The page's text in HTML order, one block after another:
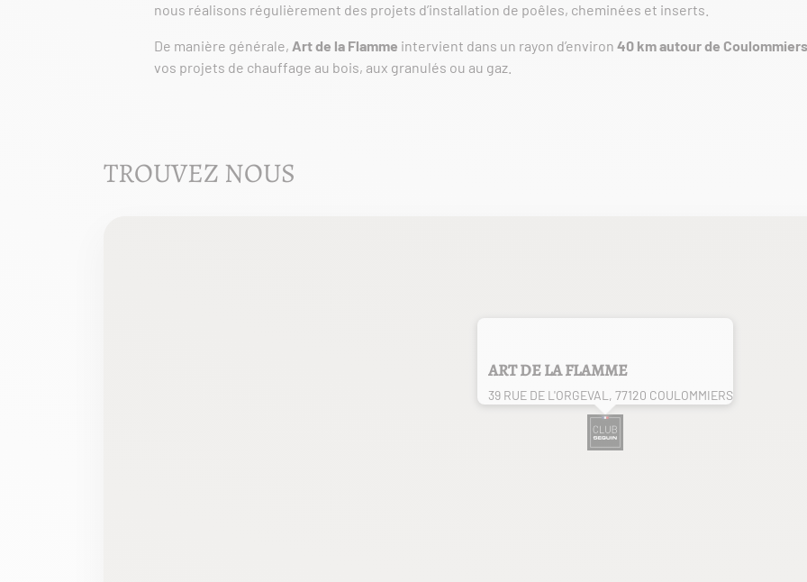
nous réalisons régulièrement des projets d’installation de poêles, cheminées et inserts.
De manière générale, Art de la Flamme intervient dans un rayon d’environ 40 km autour de Coulommiers
vos projets de chauffage au bois, aux granulés ou au gaz.
TROUVEZ NOUS
ART DE LA FLAMME
39 RUE DE L'ORGEVAL, 77120 COULOMMIERS